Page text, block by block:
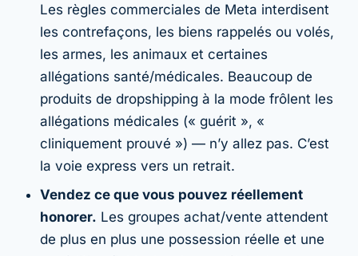
Les règles commerciales de Meta interdisent
les contrefaçons, les biens rappelés ou volés,
les armes, les animaux et certaines
allégations santé/médicales. Beaucoup de
produits de dropshipping à la mode frôlent les
allégations médicales (« guérit », «
cliniquement prouvé ») — n’y allez pas. C’est
la voie express vers un retrait.
Vendez ce que vous pouvez réellement
honorer. Les groupes achat/vente attendent
de plus en plus une possession réelle et une